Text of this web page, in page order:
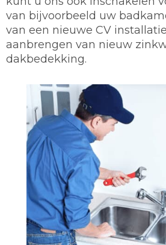
van bijvoorbeeld uw
van een nieuwe CV
aanbrengen van nieuw
dakbedekking.